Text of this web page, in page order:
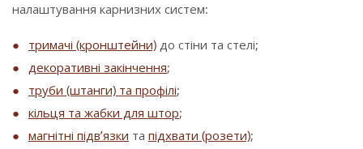
налаштування карнизних систем:
тримачі (кронштейни) до стіни та стелі;
декоративні закінчення;
труби (штанги) та профілі;
кільця та жабки для штор;
магнітні підв’язки та підхвати (розети);